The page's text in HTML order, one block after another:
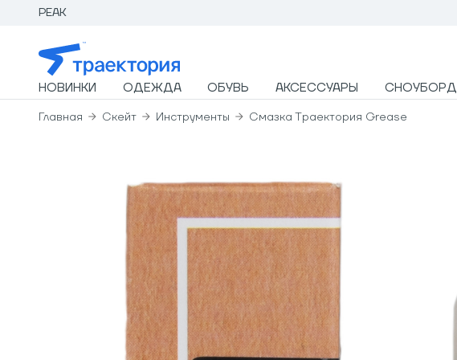
PEAK
НОВИНКИ ОДЕЖДА ОБУВЬ АКСЕССУАРЫ СНОУБОРД
Главная Скейт Инструменты Смазка Траектория Grease